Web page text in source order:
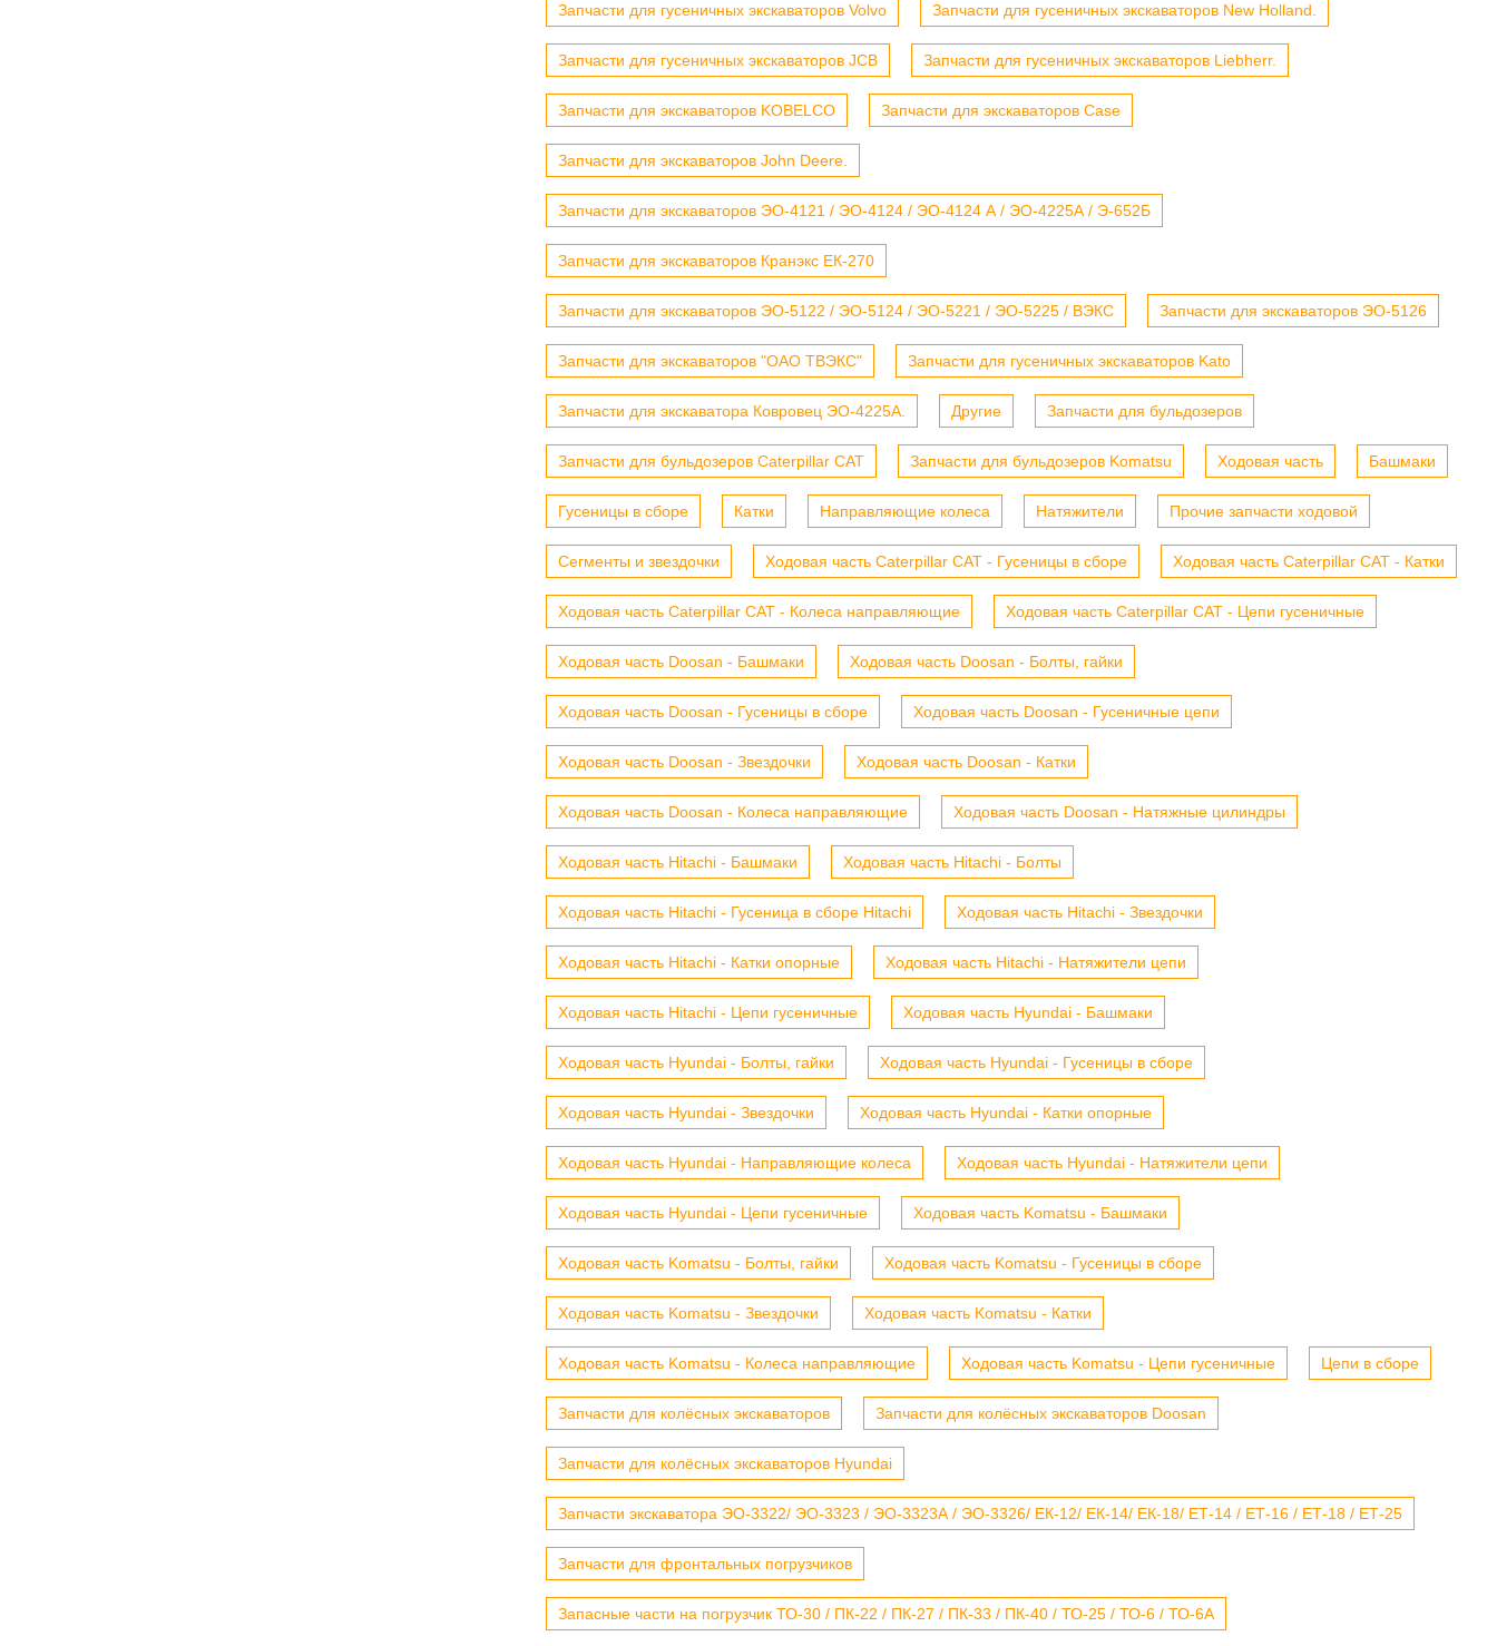
Запчасти для гусеничных экскаваторов Volvo Запчасти для гусеничных экскаваторов New Holland.
Запчасти для гусеничных экскаваторов JCB Запчасти для гусеничных экскаваторов Liebherr.
Запчасти для экскаваторов KOBELCO Запчасти для экскаваторов Case
Запчасти для экскаваторов John Deere.
Запчасти для экскаваторов ЭО-4121 / ЭО-4124 / ЭО-4124 А / ЭО-4225А / Э-652Б
Запчасти для экскаваторов Кранэкс ЕК-270
Запчасти для экскаваторов ЭО-5122 / ЭО-5124 / ЭО-5221 / ЭО-5225 / ВЭКС Запчасти для экскаваторов ЭО-5126
Запчасти для экскаваторов "ОАО ТВЭКС" Запчасти для гусеничных экскаваторов Kato
Запчасти для экскаватора Ковровец ЭО-4225А. Другие Запчасти для бульдозеров
Запчасти для бульдозеров Caterpillar CAT Запчасти для бульдозеров Komatsu Ходовая часть Башмаки
Гусеницы в сборе Катки Направляющие колеса Натяжители Прочие запчасти ходовой
Сегменты и звездочки Ходовая часть Caterpillar CAT - Гусеницы в сборе Ходовая часть Caterpillar CAT - Катки
Ходовая часть Caterpillar CAT - Колеса направляющие Ходовая часть Caterpillar CAT - Цепи гусеничные
Ходовая часть Doosan - Башмаки Ходовая часть Doosan - Болты, гайки
Ходовая часть Doosan - Гусеницы в сборе Ходовая часть Doosan - Гусеничные цепи
Ходовая часть Doosan - Звездочки Ходовая часть Doosan - Катки
Ходовая часть Doosan - Колеса направляющие Ходовая часть Doosan - Натяжные цилиндры
Ходовая часть Hitachi - Башмаки Ходовая часть Hitachi - Болты
Ходовая часть Hitachi - Гусеница в сборе Hitachi Ходовая часть Hitachi - Звездочки
Ходовая часть Hitachi - Катки опорные Ходовая часть Hitachi - Натяжители цепи
Ходовая часть Hitachi - Цепи гусеничные Ходовая часть Hyundai - Башмаки
Ходовая часть Hyundai - Болты, гайки Ходовая часть Hyundai - Гусеницы в сборе
Ходовая часть Hyundai - Звездочки Ходовая часть Hyundai - Катки опорные
Ходовая часть Hyundai - Направляющие колеса Ходовая часть Hyundai - Натяжители цепи
Ходовая часть Hyundai - Цепи гусеничные Ходовая часть Komatsu - Башмаки
Ходовая часть Komatsu - Болты, гайки Ходовая часть Komatsu - Гусеницы в сборе
Ходовая часть Komatsu - Звездочки Ходовая часть Komatsu - Катки
Ходовая часть Komatsu - Колеса направляющие Ходовая часть Komatsu - Цепи гусеничные Цепи в сборе
Запчасти для колёсных экскаваторов Запчасти для колёсных экскаваторов Doosan
Запчасти для колёсных экскаваторов Hyundai
Запчасти экскаватора ЭО-3322/ ЭО-3323 / ЭО-3323А / ЭО-3326/ ЕК-12/ ЕК-14/ ЕК-18/ ЕТ-14 / ЕТ-16 / ЕТ-18 / ЕТ-25
Запчасти для фронтальных погрузчиков
Запасные части на погрузчик ТО-30 / ПК-22 / ПК-27 / ПК-33 / ПК-40 / ТО-25 / ТО-6 / ТО-6А